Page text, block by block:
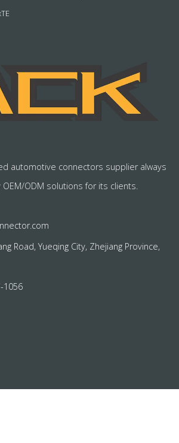
TE
automotive connectors supplier always
ODM solutions for its clients.
Road, Yueqing City, Zhejiang Province,
1056